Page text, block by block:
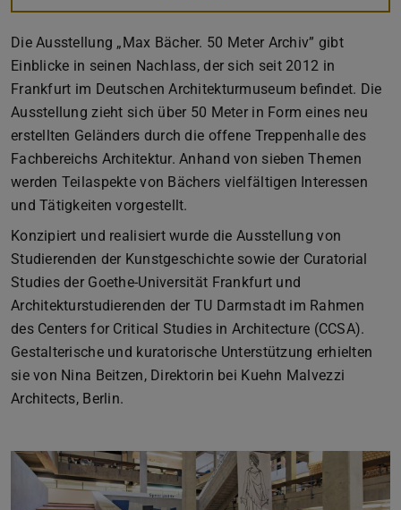
Die Ausstellung „Max Bächer. 50 Meter Archiv” gibt
Einblicke in seinen Nachlass, der sich seit 2012 in
Frankfurt im Deutschen Architekturmuseum befindet. Die
Ausstellung zieht sich über 50 Meter in Form eines neu
erstellten Geländers durch die offene Treppenhalle des
Fachbereichs Architektur. Anhand von sieben Themen
werden Teilaspekte von Bächers vielfältigen Interessen
und Tätigkeiten vorgestellt.
Konzipiert und realisiert wurde die Ausstellung von
Studierenden der Kunstgeschichte sowie der Curatorial
Studies der Goethe-Universität Frankfurt und
Architekturstudierenden der TU Darmstadt im Rahmen
des Centers for Critical Studies in Architecture (CCSA).
Gestalterische und kuratorische Unterstützung erhielten
sie von Nina Beitzen, Direktorin bei Kuehn Malvezzi
Architects, Berlin.